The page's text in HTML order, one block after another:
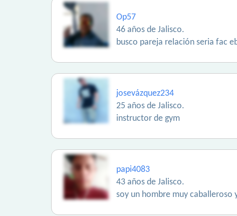
Op57
46 años de Jalisco.
busco pareja relación seria
josevázquez234
25 años de Jalisco.
instructor de gym
papi4083
43 años de Jalisco.
soy un hombre muy caballeroso